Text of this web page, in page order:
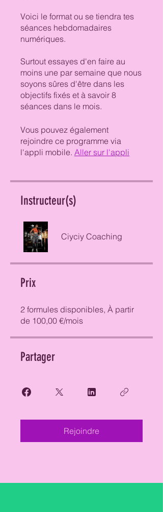
Voici le format ou se tiendra tes
séances hebdomadaires
numériques.
Surtout essayes d'en faire au
moins une par semaine que nous
soyons sûres d'être dans les
objectifs fixés et à savoir 8
séances dans le mois.
Vous pouvez également
rejoindre ce programme via
l'appli mobile. Aller sur l'appli
Instructeur(s)
Ciyciy Coaching
Prix
2 formules disponibles, À partir
de 100,00 €/mois
Partager
Rejoindre